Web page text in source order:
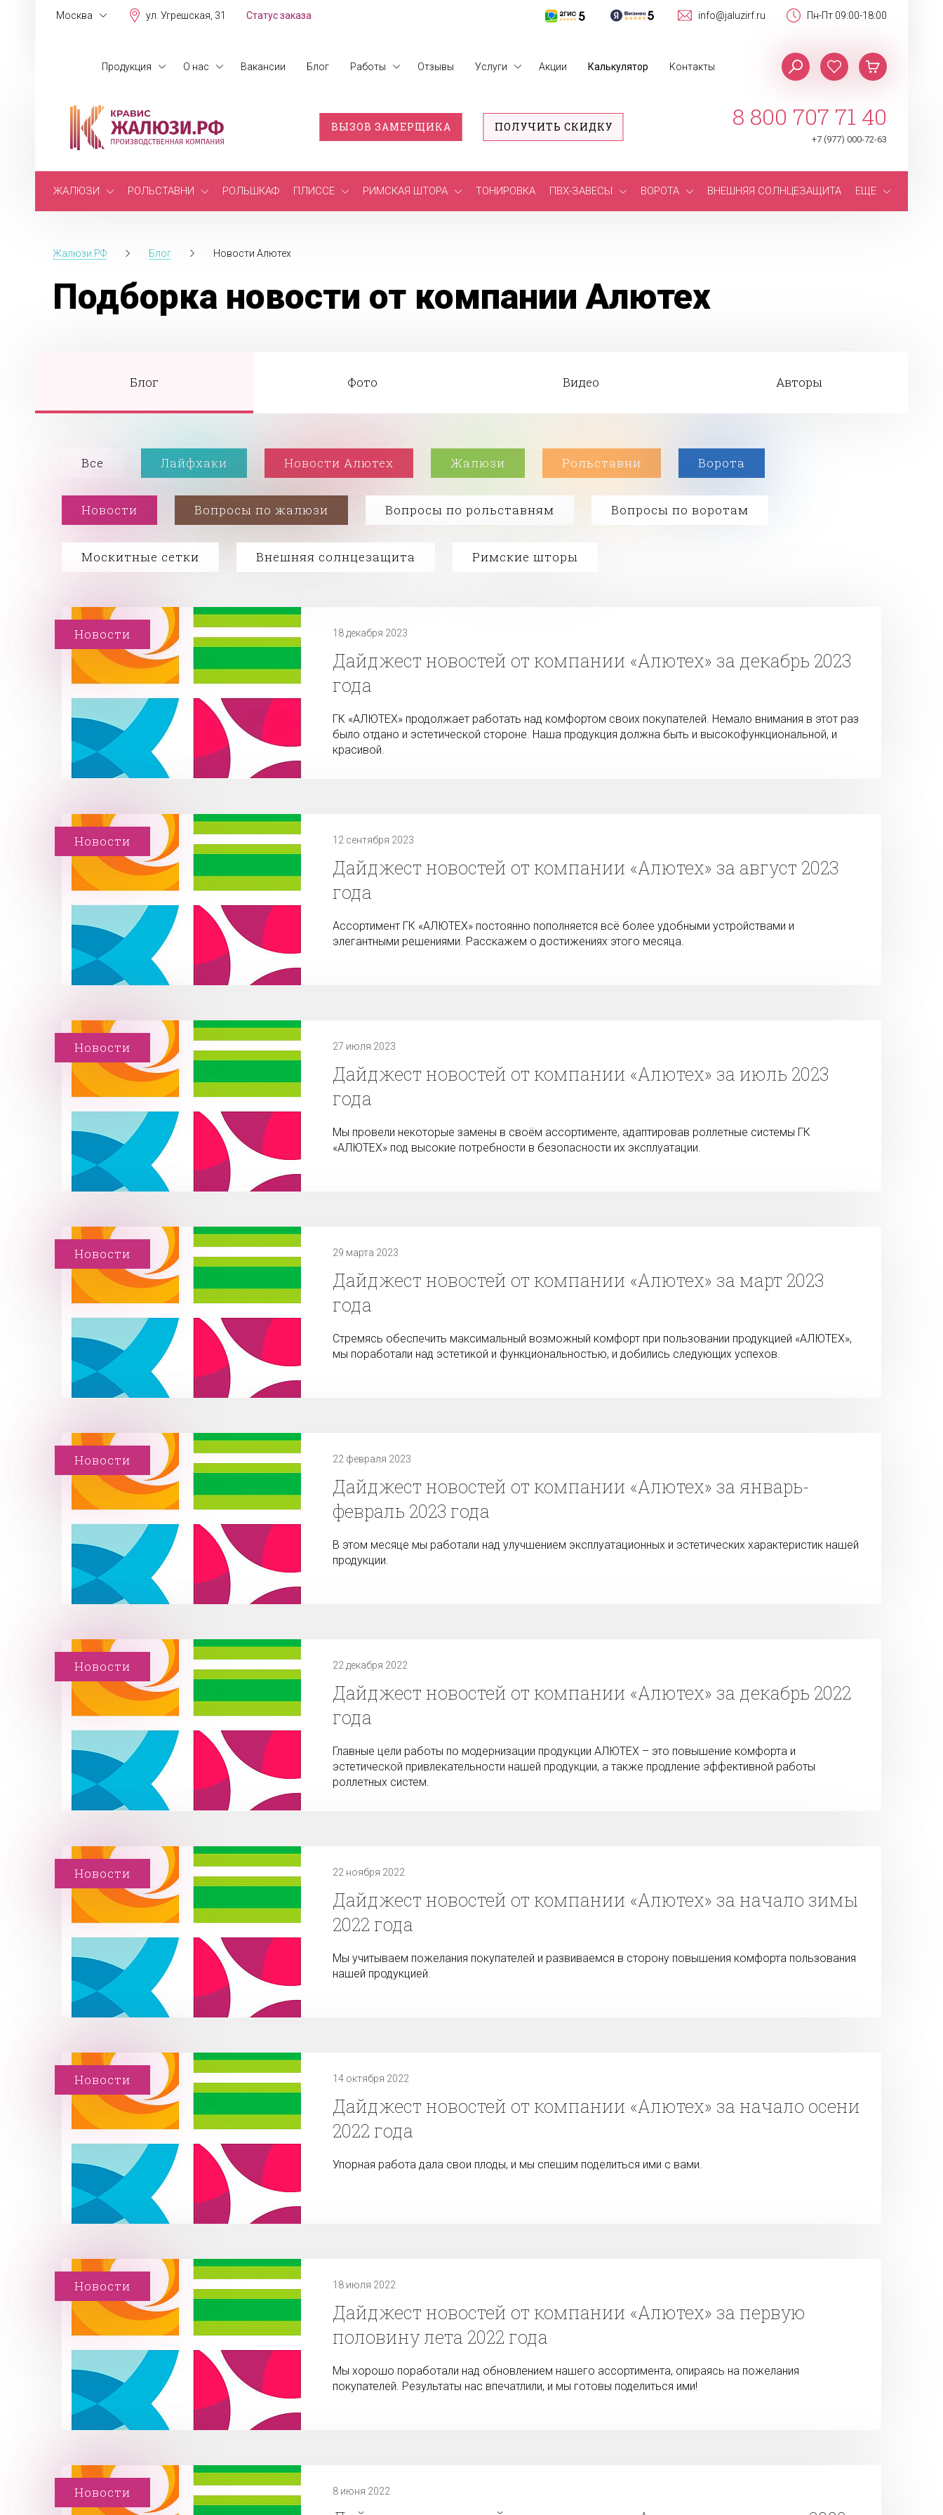
Москва ул. Угрешская, 31 Пн-Пт 09:00-18:00
info@jaluzirf.ru
Статус заказа
Продукция О нас Вакансии Блог Работы Отзывы Услуги Акции Калькулятор Контакты
ВЫЗОВ ЗАМЕРЩИКА ПОЛУЧИТЬ СКИДКУ 8 800 707 71 40
+7 (977) 000-72-63
ЖАЛЮЗИ РОЛЬСТАВНИ РОЛЬШКАФ ПЛИССЕ РИМСКАЯ ШТОРА ТОНИРОВКА ПВХ-ЗАВЕСЫ ВОРОТА ВНЕШНЯЯ СОЛНЦЕЗАЩИТА ЕЩЕ
Жалюзи.РФ Блог Новости Алютех
Подборка новости от компании Алютех
Блог Фото Видео Авторы
Все Лайфхаки Новости Алютех Жалюзи Рольставни Ворота
Новости Вопросы по жалюзи Вопросы по рольставням Вопросы по воротам
Москитные сетки Внешняя солнцезащита Римские шторы
18 декабря 2023
Дайджест новостей от компании «Алютех» за декабрь 2023
года
ГК «АЛЮТЕХ» продолжает работать над комфортом своих покупателей. Немало внимания в этот раз
было отдано и эстетической стороне. Наша продукция должна быть и высокофункциональной, и
красивой.
Новости
12 сентября 2023
Дайджест новостей от компании «Алютех» за август 2023
года
Ассортимент ГК «АЛЮТЕХ» постоянно пополняется всё более удобными устройствами и
элегантными решениями. Расскажем о достижениях этого месяца.
Новости
27 июля 2023
Дайджест новостей от компании «Алютех» за июль 2023
года
Мы провели некоторые замены в своём ассортименте, адаптировав роллетные системы ГК
«АЛЮТЕХ» под высокие потребности в безопасности их эксплуатации.
Новости
29 марта 2023
Дайджест новостей от компании «Алютех» за март 2023
года
Стремясь обеспечить максимальный возможный комфорт при пользовании продукцией «АЛЮТЕХ»,
мы поработали над эстетикой и функциональностью, и добились следующих успехов.
Новости
22 февраля 2023
Дайджест новостей от компании «Алютех» за январь-
февраль 2023 года
В этом месяце мы работали над улучшением эксплуатационных и эстетических характеристик нашей
продукции.
Новости
22 декабря 2022
Дайджест новостей от компании «Алютех» за декабрь 2022
года
Главные цели работы по модернизации продукции АЛЮТЕХ – это повышение комфорта и
эстетической привлекательности нашей продукции, а также продление эффективной работы
роллетных систем.
Новости
22 ноября 2022
Дайджест новостей от компании «Алютех» за начало зимы
2022 года
Мы учитываем пожелания покупателей и развиваемся в сторону повышения комфорта пользования
нашей продукцией.
Новости
14 октября 2022
Дайджест новостей от компании «Алютех» за начало осени
2022 года
Упорная работа дала свои плоды, и мы спешим поделиться ими с вами.
Новости
18 июля 2022
Дайджест новостей от компании «Алютех» за первую
половину лета 2022 года
Мы хорошо поработали над обновлением нашего ассортимента, опираясь на пожелания
покупателей. Результаты нас впечатлили, и мы готовы поделиться ими!
Новости
8 июня 2022
Новости